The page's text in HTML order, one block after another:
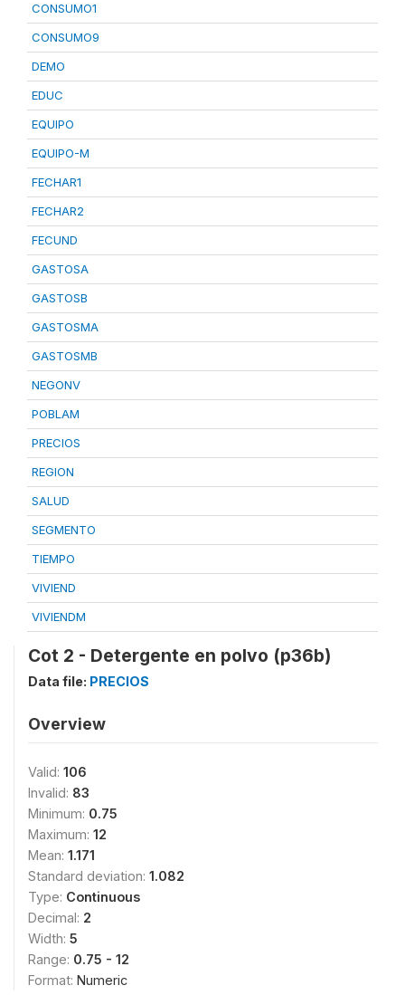
CONSUMO1
CONSUMO9
DEMO
EDUC
EQUIPO
EQUIPO-M
FECHAR1
FECHAR2
FECUND
GASTOSA
GASTOSB
GASTOSMA
GASTOSMB
NEGONV
POBLAM
PRECIOS
REGION
SALUD
SEGMENTO
TIEMPO
VIVIEND
VIVIENDM
Cot 2 - Detergente en polvo (p36b)
Data file: PRECIOS
Overview
Valid: 106
Invalid: 83
Minimum: 0.75
Maximum: 12
Mean: 1.171
Standard deviation: 1.082
Type: Continuous
Decimal: 2
Width: 5
Range: 0.75 - 12
Format: Numeric